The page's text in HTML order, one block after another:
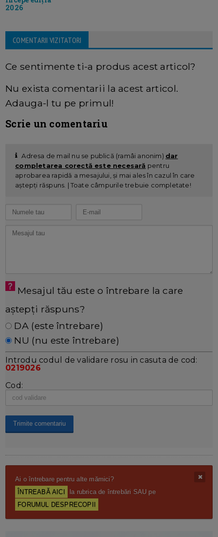
2026
COMENTARII VIZITATORI
Ce sentimente ti-a produs acest articol?
Nu exista comentarii la acest articol.
Adauga-l tu pe primul!
Scrie un comentariu
Adresa de mail nu se publică (ramâi anonim) dar
completarea corectă este necesară pentru
aprobarea rapidă a mesajului, și mai ales în cazul în care
aștepți răspuns. | Toate câmpurile trebuie completate!
Mesajul tău este o întrebare la care
aștepți răspuns?
DA (este întrebare)
NU (nu este întrebare)
Introdu codul de validare rosu in casuta de cod:
0219026
Cod:
Ai o întrebare pentru alte mămici?
ÎNTREABĂ AICI
la rubrica de întrebări SAU pe
FORUMUL DESPRECOPII